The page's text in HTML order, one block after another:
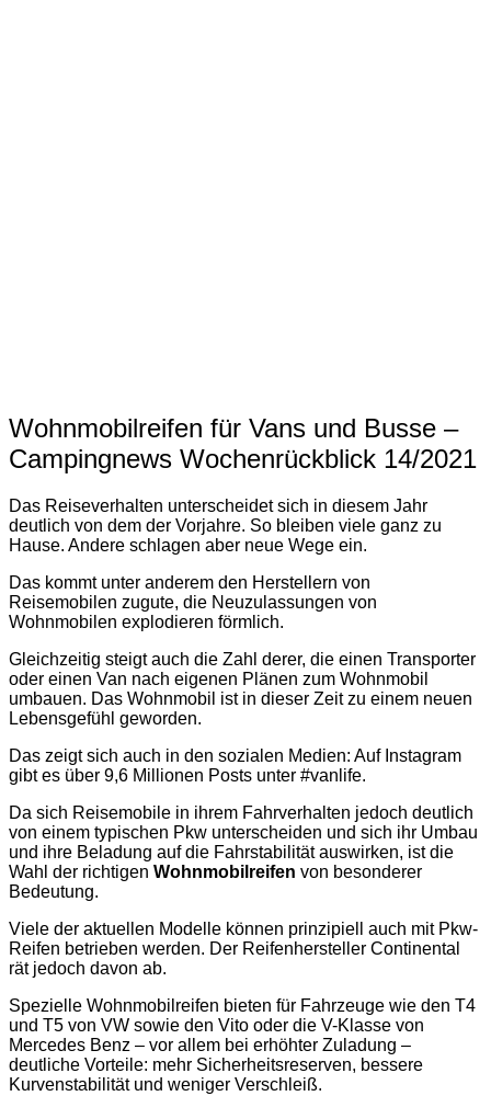
Wohnmobilreifen für Vans und Busse –
Campingnews Wochenrückblick 14/2021
Das Reiseverhalten unterscheidet sich in diesem Jahr
deutlich von dem der Vorjahre. So bleiben viele ganz zu
Hause. Andere schlagen aber neue Wege ein.
Das kommt unter anderem den Herstellern von
Reisemobilen zugute, die Neuzulassungen von
Wohnmobilen explodieren förmlich.
Gleichzeitig steigt auch die Zahl derer, die einen Transporter
oder einen Van nach eigenen Plänen zum Wohnmobil
umbauen. Das Wohnmobil ist in dieser Zeit zu einem neuen
Lebensgefühl geworden.
Das zeigt sich auch in den sozialen Medien: Auf Instagram
gibt es über 9,6 Millionen Posts unter #vanlife.
Da sich Reisemobile in ihrem Fahrverhalten jedoch deutlich
von einem typischen Pkw unterscheiden und sich ihr Umbau
und ihre Beladung auf die Fahrstabilität auswirken, ist die
Wahl der richtigen Wohnmobilreifen von besonderer
Bedeutung.
Viele der aktuellen Modelle können prinzipiell auch mit Pkw-
Reifen betrieben werden. Der Reifenhersteller Continental
rät jedoch davon ab.
Spezielle Wohnmobilreifen bieten für Fahrzeuge wie den T4
und T5 von VW sowie den Vito oder die V-Klasse von
Mercedes Benz – vor allem bei erhöhter Zuladung –
deutliche Vorteile: mehr Sicherheitsreserven, bessere
Kurvenstabilität und weniger Verschleiß.